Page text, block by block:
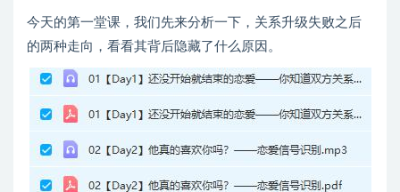
今天的第一堂课，我们先来分析一下，关系升级失败之后
的两种走向，看看其背后隐藏了什么原因。